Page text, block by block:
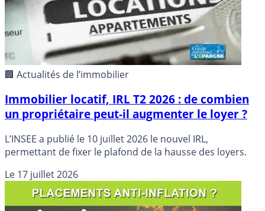
🏢 Actualités de l’immobilier
Immobilier locatif, IRL T2 2026 : de combien
un propriétaire peut-il augmenter le loyer ?
L’INSEE a publié le 10 juillet 2026 le nouvel IRL,
permettant de fixer le plafond de la hausse des loyers.
Le 17 juillet 2026